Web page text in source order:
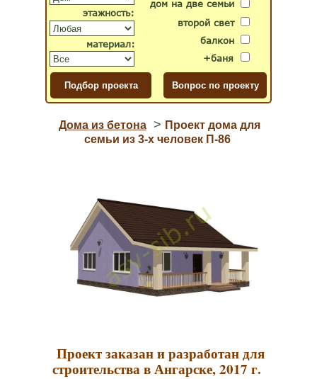
второй свет
дом на две семьи
балкон
+баня
материал:
этажность:
Дома из бетона > Проект дома для
семьи из 3-х человек П-86
Проект заказан и разработан для
строительства в Ангарске, 2017 г.